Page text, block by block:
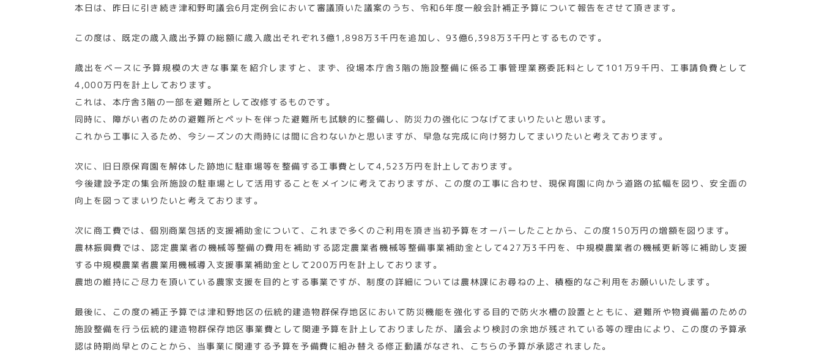
本日は、昨日に引き続き津和野町議会6月定例会において審議頂いた議案のうち、令和6年度一般会計補正予算について報告をさせて頂きます。
この度は、既定の歳入歳出予算の総額に歳入歳出それぞれ3億1,898万3千円を追加し、93億6,398万3千円とするものです。
歳出をベースに予算規模の大きな事業を紹介しますと、まず、役場本庁舎3階の施設整備に係る工事管理業務委託料として101万9千円、工事請負費として
4,000万円を計上しております。
これは、本庁舎3階の一部を避難所として改修するものです。
同時に、障がい者のための避難所とペットを伴った避難所も試験的に整備し、防災力の強化につなげてまいりたいと思います。
これから工事に入るため、今シーズンの大雨時には間に合わないかと思いますが、早急な完成に向け努力してまいりたいと考えております。
次に、旧日原保育園を解体した跡地に駐車場等を整備する工事費として4,523万円を計上しております。
今後建設予定の集会所施設の駐車場として活用することをメインに考えておりますが、この度の工事に合わせ、現保育園に向かう道路の拡幅を図り、安全面の
向上を図ってまいりたいと考えております。
次に商工費では、個別商業包括的支援補助金について、これまで多くのご利用を頂き当初予算をオーバーしたことから、この度150万円の増額を図ります。
農林振興費では、認定農業者の機械等整備の費用を補助する認定農業者機械等整備事業補助金として427万3千円を、中規模農業者の機械更新等に補助し支援
する中規模農業者農業用機械導入支援事業補助金として200万円を計上しております。
農地の維持にご尽力を頂いている農家支援を目的とする事業ですが、制度の詳細については農林課にお尋ねの上、積極的なご利用をお願いいたします。
最後に、この度の補正予算では津和野地区の伝統的建造物群保存地区において防災機能を強化する目的で防火水槽の設置とともに、避難所や物資備蓄のための
施設整備を行う伝統的建造物群保存地区事業費として関連予算を計上しておりましたが、議会より検討の余地が残されている等の理由により、この度の予算承
認は時期尚早とのことから、当事業に関連する予算を予備費に組み替える修正動議がなされ、こちらの予算が承認されました。